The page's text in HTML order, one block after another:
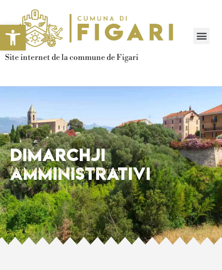
Site internet de la commune de Figari
Dimarchji
amministrativi
Démarches administratives
Ouvrir la barre d’outils